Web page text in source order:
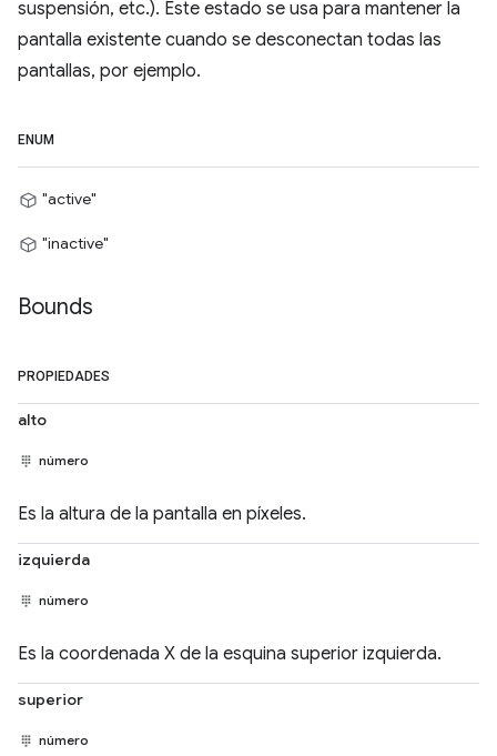
suspensión, etc.). Este estado se usa para mantener la
pantalla existente cuando se desconectan todas las
pantallas, por ejemplo.
ENUM
"active"
"inactive"
Bounds
PROPIEDADES
alto
número
Es la altura de la pantalla en píxeles.
izquierda
número
Es la coordenada X de la esquina superior izquierda.
superior
número